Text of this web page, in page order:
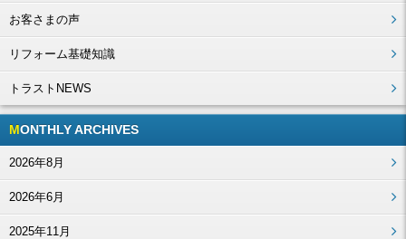
お客さまの声
リフォーム基礎知識
トラストNEWS
MONTHLY ARCHIVES
2026年8月
2026年6月
2025年11月